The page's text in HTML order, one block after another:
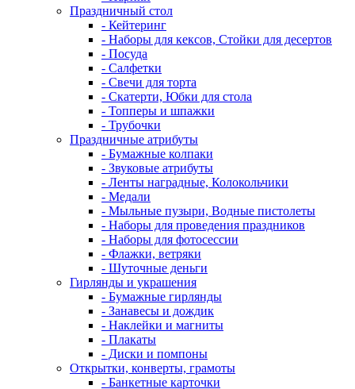
Праздничный стол
- Кейтеринг
- Наборы для кексов, Стойки для десертов
- Посуда
- Салфетки
- Свечи для торта
- Скатерти, Юбки для стола
- Топперы и шпажки
- Трубочки
Праздничные атрибуты
- Бумажные колпаки
- Звуковые атрибуты
- Ленты наградные, Колокольчики
- Медали
- Мыльные пузыри, Водные пистолеты
- Наборы для проведения праздников
- Наборы для фотосессии
- Флажки, ветряки
- Шуточные деньги
Гирлянды и украшения
- Бумажные гирлянды
- Занавесы и дождик
- Наклейки и магниты
- Плакаты
- Диски и помпоны
Открытки, конверты, грамоты
- Банкетные карточки